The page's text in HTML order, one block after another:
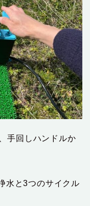
手回しハンドルか
と3つのサイクル